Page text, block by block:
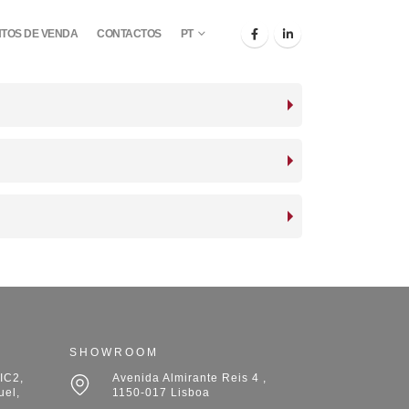
DE VENDA CONTACTOS PT
SHOWROOM
Avenida Almirante Reis 4 ,
1150-017 Lisboa